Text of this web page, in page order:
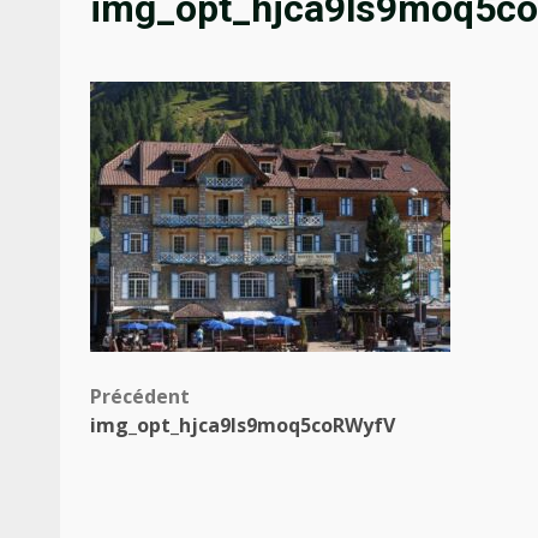
Navigation
d’article
Précédent
img_opt_hjca9ls9moq5coRWyfV